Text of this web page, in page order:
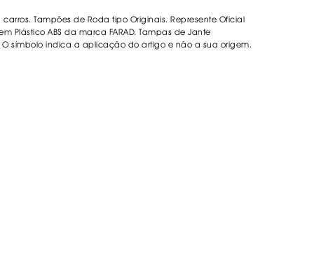
PNEUS
Tampões de Roda tipo Originais. Represente Oficial
Plástico ABS da marca FARAD. Tampas de Jante
O símbolo indica a aplicação do artigo e não a sua origem.